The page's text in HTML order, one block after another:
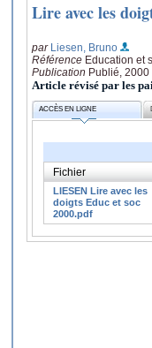
Lire avec les
par Liesen, Bruno
Référence Education et
Publication Publié, 2000
Article révisé par les
ACCÈS EN LIGNE
Fichier
LIESEN Lire avec les
doigts Educ et soc
2000.pdf